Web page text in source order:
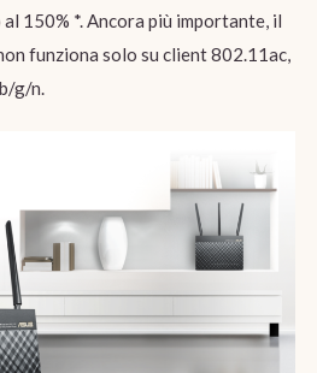
150% *. Ancora più importante, il
funziona solo su client 802.11ac,
g/n.